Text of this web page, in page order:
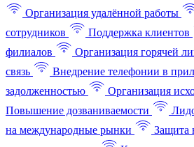
Организация удалённой работы
сотрудников
Поддержка клиентов
филиалов
Организация горячей
связь
Внедрение телефонии в
задолженностью
Организация
Повышение дозваниваемости
на международные рынки
Защита